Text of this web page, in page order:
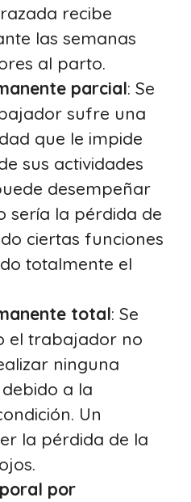
recibe
las semanas
al parto.
parcial: Se
sufre una
que le impide
sus actividades
desempeñar
sería la pérdida de
ciertas funciones
totalmente el
total: Se
el trabajador no
ninguna
a la
Un
la pérdida de la
por